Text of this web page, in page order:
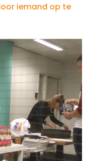
iemand op te